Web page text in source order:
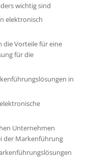
wichtig sind
elektronisch
die Vorteile für eine
für die
in
Unternehmen
der Markenführung